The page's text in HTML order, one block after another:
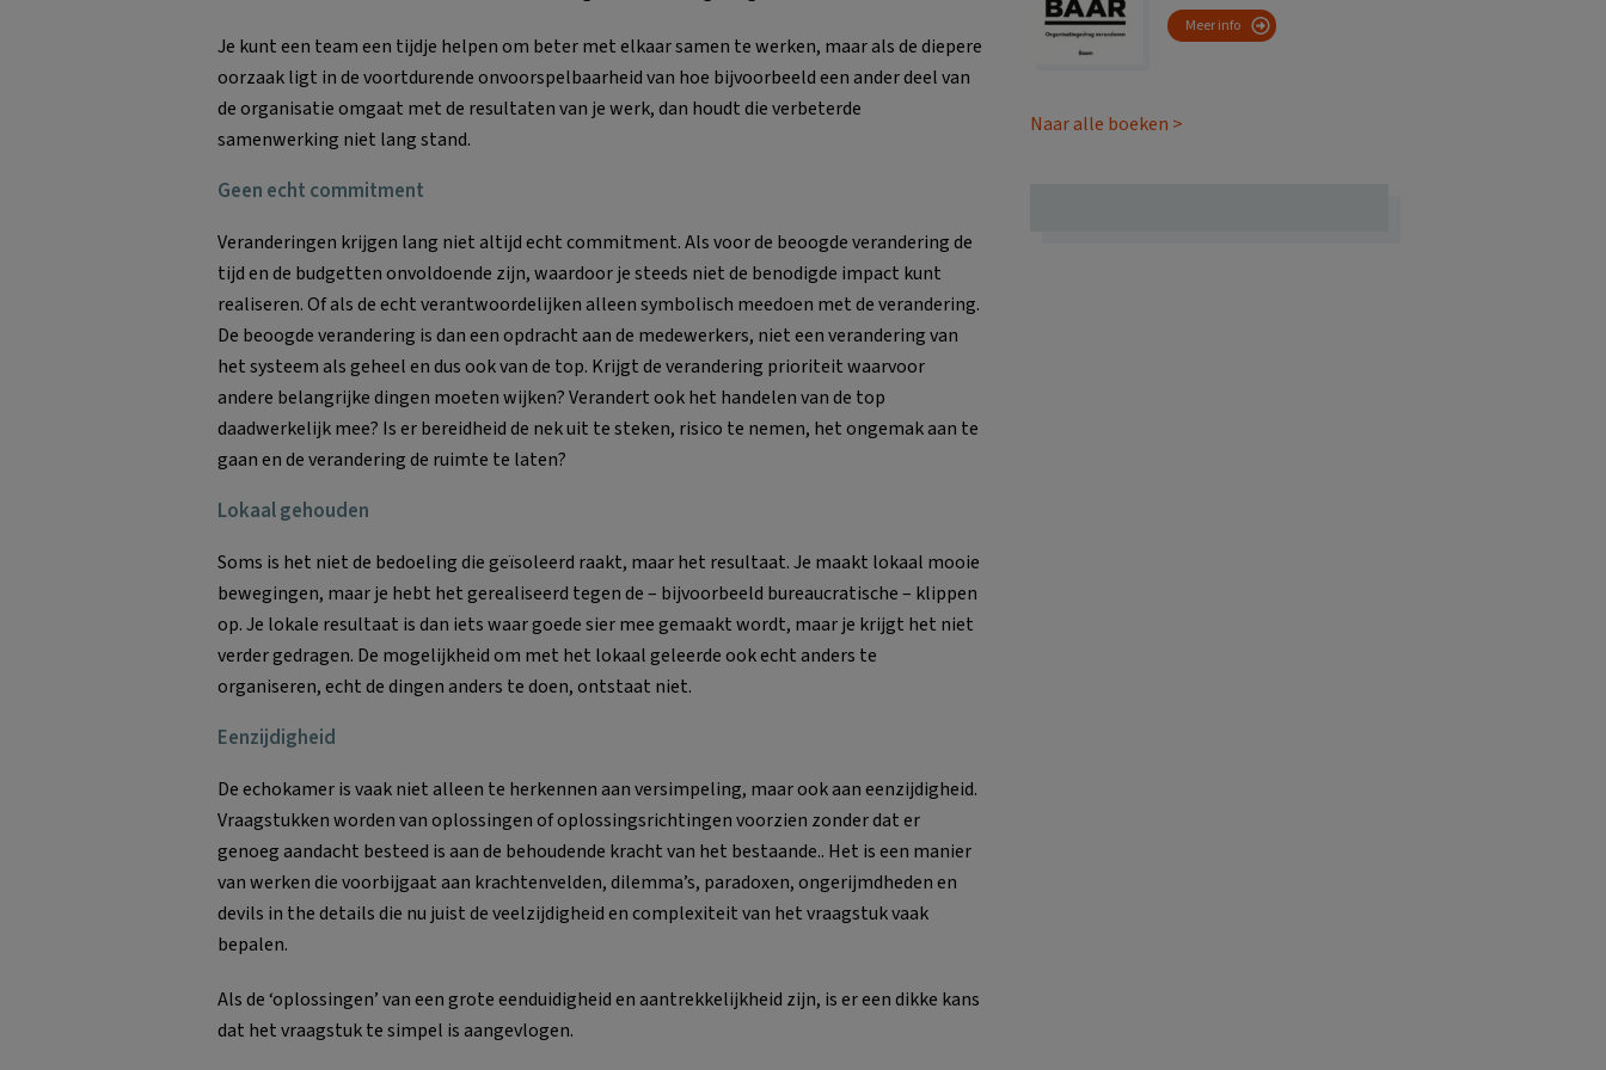
Je kunt een team een tijdje helpen om beter met elkaar samen te werken, maar als de diepere
oorzaak ligt in de voortdurende onvoorspelbaarheid van hoe bijvoorbeeld een ander deel van
de organisatie omgaat met de resultaten van je werk, dan houdt die verbeterde
samenwerking niet lang stand.
Geen echt commitment
Veranderingen krijgen lang niet altijd echt commitment. Als voor de beoogde verandering de
tijd en de budgetten onvoldoende zijn, waardoor je steeds niet de benodigde impact kunt
realiseren. Of als de echt verantwoordelijken alleen symbolisch meedoen met de verandering.
De beoogde verandering is dan een opdracht aan de medewerkers, niet een verandering van
het systeem als geheel en dus ook van de top. Krijgt de verandering prioriteit waarvoor
andere belangrijke dingen moeten wijken? Verandert ook het handelen van de top
daadwerkelijk mee? Is er bereidheid de nek uit te steken, risico te nemen, het ongemak aan te
gaan en de verandering de ruimte te laten?
Lokaal gehouden
Soms is het niet de bedoeling die geïsoleerd raakt, maar het resultaat. Je maakt lokaal mooie
bewegingen, maar je hebt het gerealiseerd tegen de – bijvoorbeeld bureaucratische – klippen
op. Je lokale resultaat is dan iets waar goede sier mee gemaakt wordt, maar je krijgt het niet
verder gedragen. De mogelijkheid om met het lokaal geleerde ook echt anders te
organiseren, echt de dingen anders te doen, ontstaat niet.
Eenzijdigheid
De echokamer is vaak niet alleen te herkennen aan versimpeling, maar ook aan eenzijdigheid.
Vraagstukken worden van oplossingen of oplossingsrichtingen voorzien zonder dat er
genoeg aandacht besteed is aan de behoudende kracht van het bestaande.. Het is een manier
van werken die voorbijgaat aan krachtenvelden, dilemma’s, paradoxen, ongerijmdheden en
devils in the details die nu juist de veelzijdigheid en complexiteit van het vraagstuk vaak
bepalen.
Als de ‘oplossingen’ van een grote eenduidigheid en aantrekkelijkheid zijn, is er een dikke kans
dat het vraagstuk te simpel is aangevlogen.
Meer info
Naar alle boeken >